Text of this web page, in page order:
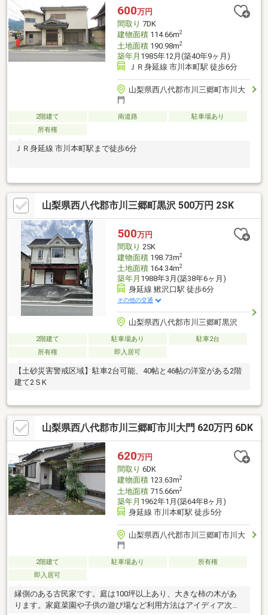
スとしても使えます。・広い洋室は用途を分けて使え、複数人で
の利用も想定できる間取りです。
600万円
間取り 7DK
建物面積114.66m2
土地面積190.98m2
築年月 1985年12月(築40年9ヶ月)
ＪＲ身延線 市川本町駅 徒歩6分
山梨県西八代郡市川三郷町市川大
門
2階建て 南道路
駐車場あり
所有権
ＪＲ身延線 市川本町駅まで徒歩6分
山梨県西八代郡市川三郷町黒沢 500万円 2SK
500万円
間取り 2SK
建物面積198.73m2
土地面積164.34m2
築年月 1988年3月(築38年6ヶ月)
身延線 鰍沢口駅 徒歩6分
その他の交通
山梨県西八代郡市川三郷町黒沢
2階建て 駐車場あり
駐車2台
所有権
即入居可
【土砂災害警戒区域】駐車2台可能、40帖と46帖の洋室がある2階
建て2ＳK
山梨県西八代郡市川三郷町市川大門 620万円 6DK
620万円
間取り 6DK
建物面積123.63m2
土地面積715.66m2
築年月 1962年1月(築64年8ヶ月)
身延線 市川本町駅 徒歩5分
山梨県西八代郡市川三郷町市川大
門
2階建て 駐車場あり
所有権
即入居可
縁側のある古民家です。庭は100坪以上あり、大きな柿の木があ
ります。家庭菜園や子供の遊び場など利用方法はアイディア次第